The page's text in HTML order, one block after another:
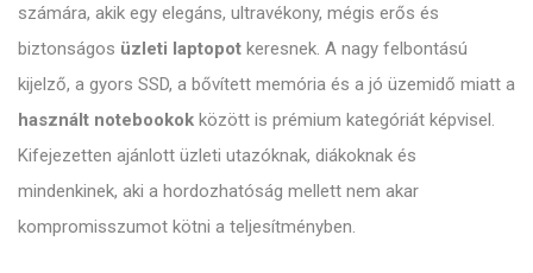
számára, akik egy elegáns, ultravékony, mégis erős és
biztonságos üzleti laptopot keresnek. A nagy felbontású
kijelző, a gyors SSD, a bővített memória és a jó üzemidő miatt a
használt notebookok között is prémium kategóriát képvisel.
Kifejezetten ajánlott üzleti utazóknak, diákoknak és
mindenkinek, aki a hordozhatóság mellett nem akar
kompromisszumot kötni a teljesítményben.